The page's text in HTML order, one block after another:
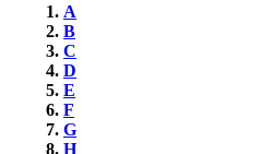
A
B
C
D
E
F
G
H